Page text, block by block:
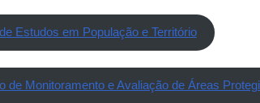
Estudos em População e Território
de Monitoramento e Avaliação de Áreas